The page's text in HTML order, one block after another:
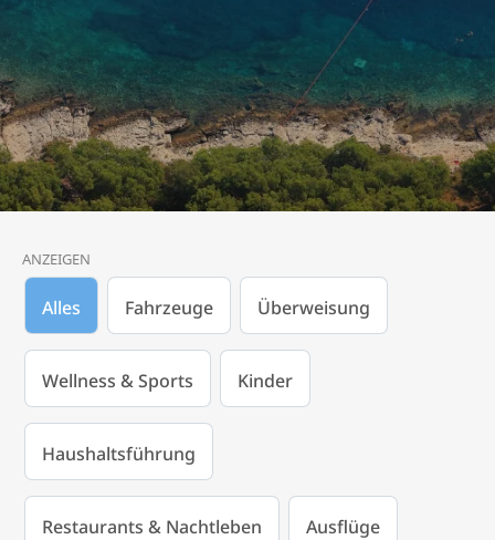
ANZEIGEN
Alles Fahrzeuge Überweisung
Wellness & Sports Kinder
Haushaltsführung
Restaurants & Nachtleben Ausflüge